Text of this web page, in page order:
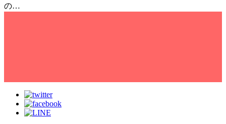
の…